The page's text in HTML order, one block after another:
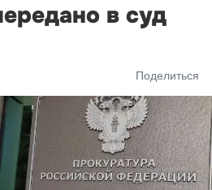
в суд
Поделиться